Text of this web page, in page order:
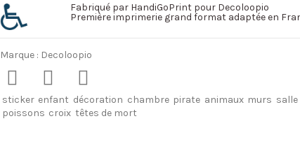
Fabriqué par HandiGoPrint pour Decoloopio
Première imprimerie grand format adaptée en
Marque : Decoloopio
sticker enfant décoration chambre pirate animaux murs salle
poissons croix têtes de mort